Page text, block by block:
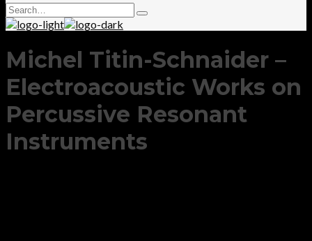
Search
for:
Type
and
enter
Michel Titin-Schnaider –
Electroacoustic Works on
Percussive Resonant
Instruments